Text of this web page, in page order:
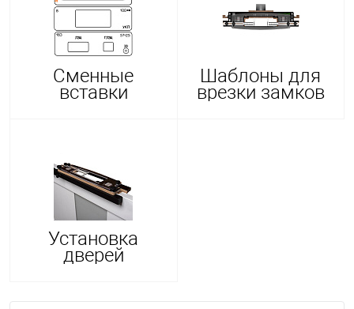
Сменные
вставки
Шаблоны для
врезки замков
Установка
дверей